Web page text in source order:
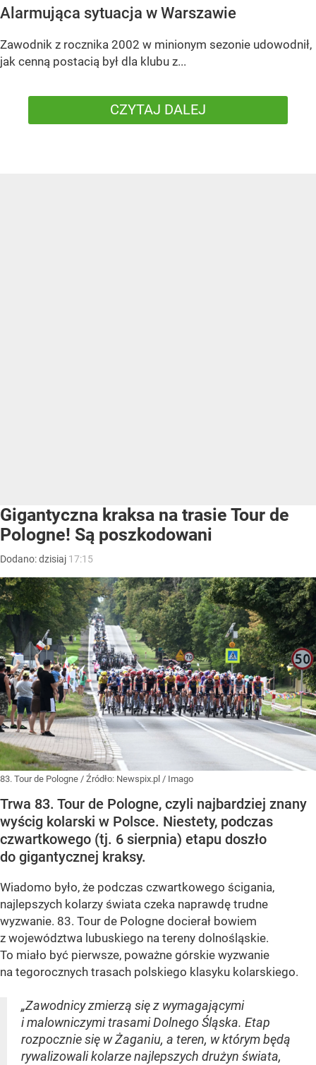
Alarmująca sytuacja w Warszawie
Zawodnik z rocznika 2002 w minionym sezonie udowodnił,
jak cenną postacią był dla klubu z...
CZYTAJ DALEJ
Gigantyczna kraksa na trasie Tour de
Pologne! Są poszkodowani
Dodano:dzisiaj 17:15
83. Tour de Pologne / Źródło: Newspix.pl / Imago
Trwa 83. Tour de Pologne, czyli najbardziej znany
wyścig kolarski w Polsce. Niestety, podczas
czwartkowego (tj. 6 sierpnia) etapu doszło
do gigantycznej kraksy.
Wiadomo było, że podczas czwartkowego ścigania,
najlepszych kolarzy świata czeka naprawdę trudne
wyzwanie. 83. Tour de Pologne docierał bowiem
z województwa lubuskiego na tereny dolnośląskie.
To miało być pierwsze, poważne górskie wyzwanie
na tegorocznych trasach polskiego klasyku kolarskiego.
„Zawodnicy zmierzą się z wymagającymi
i malowniczymi trasami Dolnego Śląska. Etap
rozpocznie się w Żaganiu, a teren, w którym będą
rywalizowali kolarze najlepszych drużyn świata,